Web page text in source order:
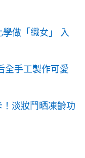
做「織女」 入
全手工製作可愛
淡妝鬥晒凍齡功